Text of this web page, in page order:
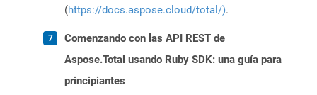
(https://docs.aspose.cloud/total/).
Comenzando con las API REST de
Aspose.Total usando Ruby SDK: una guía para
principiantes